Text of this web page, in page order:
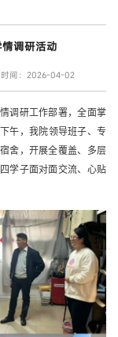
调研活动
时间：2026-04-02
调研工作部署，全面掌
午，我院领导班子、专
舍，开展全覆盖、多层
学子面对面交流、心贴